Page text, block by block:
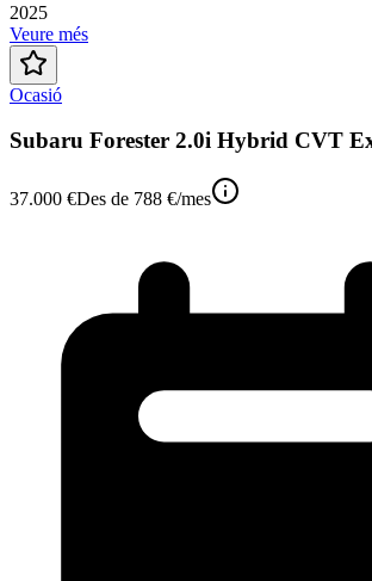
2025
Veure més
Ocasió
Subaru Forester 2.0i Hybrid CVT
37.000 €Des de 788 €/mes